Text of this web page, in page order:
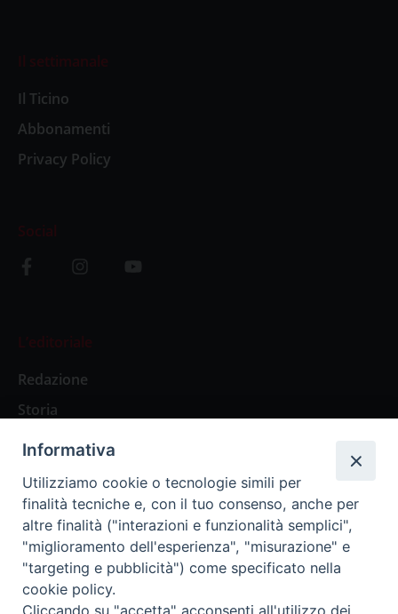
Il settimanale
Il Ticino
Abbonamenti
Privacy Policy
Social
L’editoriale
Redazione
Storia
Abbonamenti
Abbonamento Annuale Digitale
Abbonamento Annuale Cartaceo
Abbonamento Singola Copia Digitale
Informativa
Utilizziamo cookie o tecnologie simili per
finalità tecniche e, con il tuo consenso, anche per
altre finalità ("interazioni e funzionalità semplici",
"miglioramento dell'esperienza", "misurazione" e
"targeting e pubblicità") come specificato nella
cookie policy.